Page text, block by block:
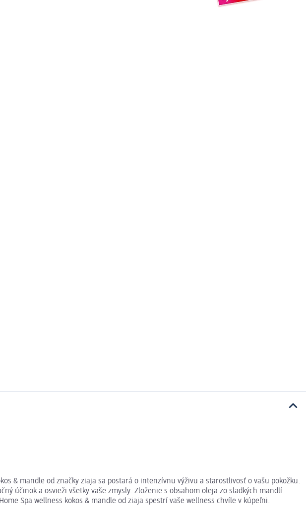
& mandle od značky ziaja sa postará o intenzívnu výživu a starostlivosť o vašu pokožku.
účinok a osvieži všetky vaše zmysly. Zloženie s obsahom oleja zo sladkých mandlí
Spa wellness kokos & mandle od ziaja spestrí vaše wellness chvíle v kúpeľni.